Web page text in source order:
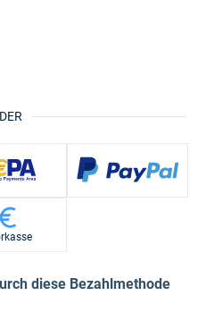
diese Bezahlmethode